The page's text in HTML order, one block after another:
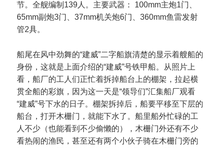
节。全舰编制139人。主要武器： 100mm主炮1门、
65mm副炮3门、37mm机关炮6门、360mm鱼雷发射
管2具。
船尾在风中劲舞的“建威”二字船旗清楚的显示着艘船的
身份，这就是上面介绍的“建威”号铁甲船。从照片上
看，船厂的工人们正忙着拆掉船台上的棚架，拉起横
贯全船的彩旗，因为这一天是“领导们”汇集船厂观看
“建威”号下水的日子。棚架拆掉后，船要平移至下层的
船台，打开木栅门，就能下水了。船里船外忙碌的工
人不少（也能看到不少偷懒的），木栅门外还有不少
看热闹的渔民，甚至还有两个小伙子骑在木栅门旁的